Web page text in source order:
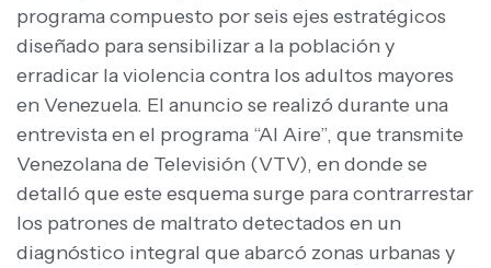
programa compuesto por seis ejes estratégicos
diseñado para sensibilizar a la población y
erradicar la violencia contra los adultos mayores
en Venezuela. El anuncio se realizó durante una
entrevista en el programa “Al Aire”, que transmite
Venezolana de Televisión (VTV), en donde se
detalló que este esquema surge para contrarrestar
los patrones de maltrato detectados en un
diagnóstico integral que abarcó zonas urbanas y